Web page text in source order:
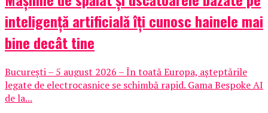
inteligență artificială îți cunosc hainele mai
bine decât tine
București – 5 august 2026 – În toată Europa, așteptările
legate de electrocasnice se schimbă rapid. Gama Bespoke AI
de la...